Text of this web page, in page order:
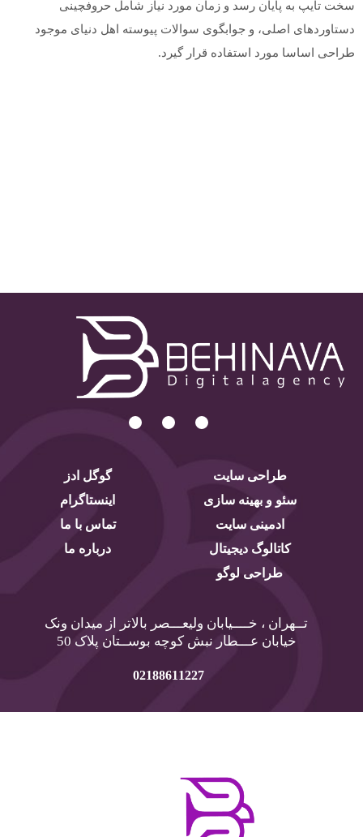
سخت تایپ به پایان رسد و زمان مورد نیاز شامل حروفچینی
دستاوردهای اصلی، و جوابگوی سوالات پیوسته اهل دنیای موجود
طراحی اساسا مورد استفاده قرار گیرد.
طراحی سایت
سئو و بهینه سازی
ادمینی سایت
کاتالوگ دیجیتال
طراحی لوگو
گوگل ادز
اینستاگرام
تماس با ما
درباره ما
تــهران ، خــــیابان ولیعـــصر بالاتر از میدان ونک
خیابان عـــطار نبش کوچه بوســتان پلاک 50
02188611227